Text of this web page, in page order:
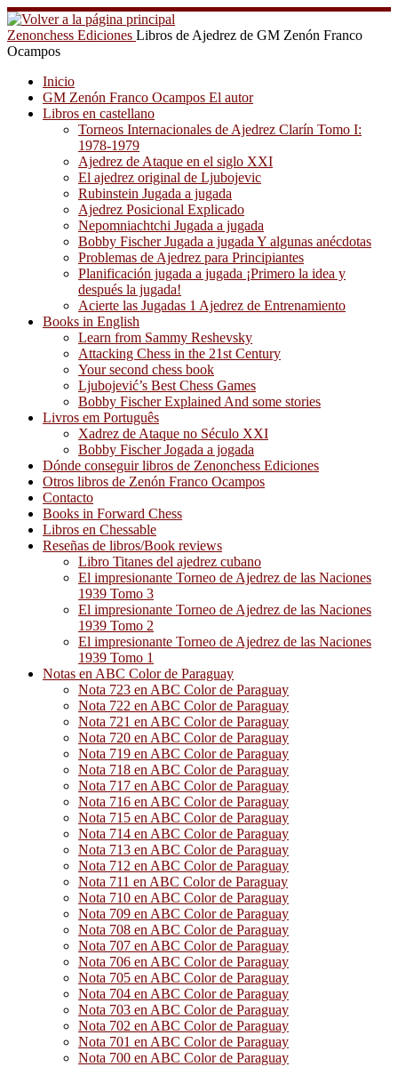
Saltar
al
contenido
Zenonchess Ediciones Libros de Ajedrez de GM Zenón Franco
Ocampos
Inicio
GM Zenón Franco Ocampos El autor
Libros en castellano
Torneos Internacionales de Ajedrez Clarín Tomo I:
1978-1979
Ajedrez de Ataque en el siglo XXI
El ajedrez original de Ljubojevic
Rubinstein Jugada a jugada
Ajedrez Posicional Explicado
Nepomniachtchi Jugada a jugada
Bobby Fischer Jugada a jugada Y algunas anécdotas
Problemas de Ajedrez para Principiantes
Planificación jugada a jugada ¡Primero la idea y
después la jugada!
Acierte las Jugadas 1 Ajedrez de Entrenamiento
Books in English
Learn from Sammy Reshevsky
Attacking Chess in the 21st Century
Your second chess book
Ljubojević’s Best Chess Games
Bobby Fischer Explained And some stories
Livros em Português
Xadrez de Ataque no Século XXI
Bobby Fischer Jogada a jogada
Dónde conseguir libros de Zenonchess Ediciones
Otros libros de Zenón Franco Ocampos
Contacto
Books in Forward Chess
Libros en Chessable
Reseñas de libros/Book reviews
Libro Titanes del ajedrez cubano
El impresionante Torneo de Ajedrez de las Naciones
1939 Tomo 3
El impresionante Torneo de Ajedrez de las Naciones
1939 Tomo 2
El impresionante Torneo de Ajedrez de las Naciones
1939 Tomo 1
Notas en ABC Color de Paraguay
Nota 723 en ABC Color de Paraguay
Nota 722 en ABC Color de Paraguay
Nota 721 en ABC Color de Paraguay
Nota 720 en ABC Color de Paraguay
Nota 719 en ABC Color de Paraguay
Nota 718 en ABC Color de Paraguay
Nota 717 en ABC Color de Paraguay
Nota 716 en ABC Color de Paraguay
Nota 715 en ABC Color de Paraguay
Nota 714 en ABC Color de Paraguay
Nota 713 en ABC Color de Paraguay
Nota 712 en ABC Color de Paraguay
Nota 711 en ABC Color de Paraguay
Nota 710 en ABC Color de Paraguay
Nota 709 en ABC Color de Paraguay
Nota 708 en ABC Color de Paraguay
Nota 707 en ABC Color de Paraguay
Nota 706 en ABC Color de Paraguay
Nota 705 en ABC Color de Paraguay
Nota 704 en ABC Color de Paraguay
Nota 703 en ABC Color de Paraguay
Nota 702 en ABC Color de Paraguay
Nota 701 en ABC Color de Paraguay
Nota 700 en ABC Color de Paraguay